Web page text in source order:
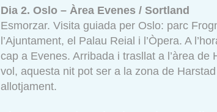
Dia 2. Oslo – Àrea Evenes / Sortland
Esmorzar. Visita guiada per Oslo: parc
l’Ajuntament, el Palau Reial i l’Òpera. A
cap a Evenes. Arribada i trasllat a l’àrea de
vol, aquesta nit pot ser a la zona de
allotjament.